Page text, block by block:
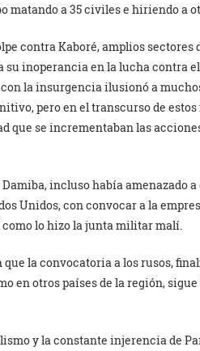
matando a 35 civiles e hiriendo a
contra Kaboré, amplios sectores
su inoperancia en la lucha contra
la insurgencia ilusionó a
pero en el transcurso de estos
que se incrementaban las
incluso había amenazado
Unidos, con convocar a la
como lo hizo la junta militar malí.
la convocatoria a los rusos,
en otros países de la región,
y la constante injerencia de